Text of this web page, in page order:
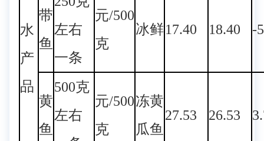
水
产
品
带
鱼
左右
一条
元/500
克
冰鲜17.40 18.40 -
黄
鱼
500克
左右
元/500
克
冻黄
瓜鱼
27.53 26.53